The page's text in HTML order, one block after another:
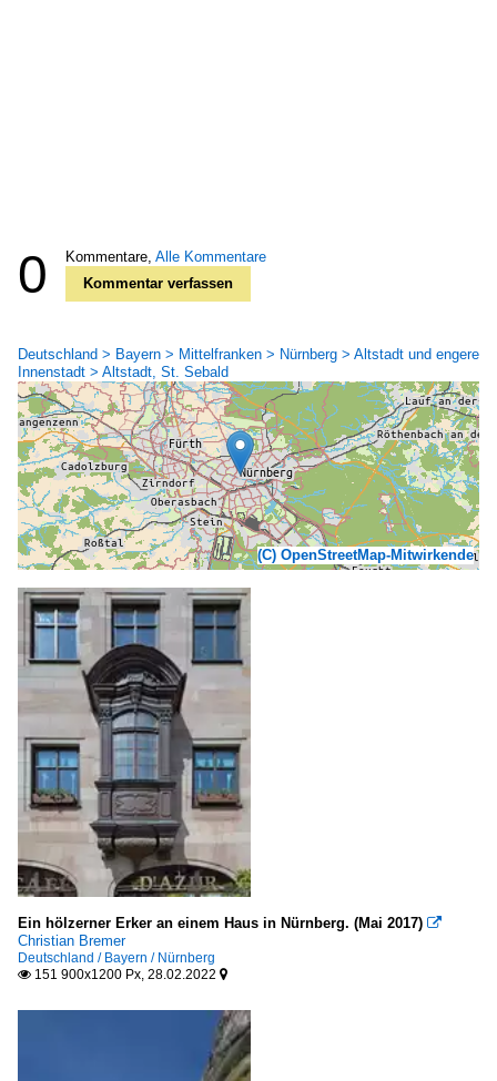
0 Kommentare, Alle Kommentare
Kommentar verfassen
Deutschland > Bayern > Mittelfranken > Nürnberg > Altstadt und engere
Innenstadt > Altstadt, St. Sebald
(C) OpenStreetMap-Mitwirkende
Ein hölzerner Erker an einem Haus in Nürnberg. (Mai 2017) 
Christian Bremer
Deutschland / Bayern / Nürnberg
 151 900x1200 Px, 28.02.2022 